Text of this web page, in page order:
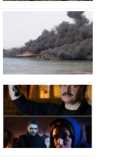
26 ژانویه 2020
13 اکتبر 2019